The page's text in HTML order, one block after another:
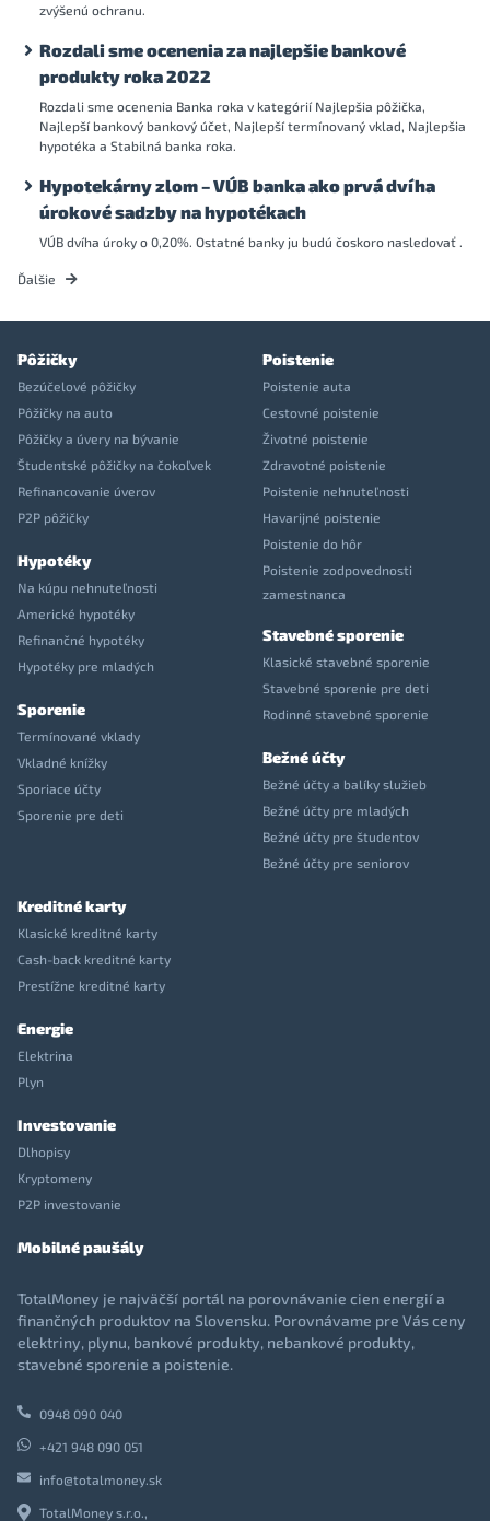
zvýšenú ochranu.
Rozdali sme ocenenia za najlepšie bankové
produkty roka 2022
Rozdali sme ocenenia Banka roka v kategórií Najlepšia pôžička,
Najlepší bankový bankový účet, Najlepší termínovaný vklad, Najlepšia
hypotéka a Stabilná banka roka.
Hypotekárny zlom – VÚB banka ako prvá dvíha
úrokové sadzby na hypotékach
VÚB dvíha úroky o 0,20%. Ostatné banky ju budú čoskoro nasledovať .
Ďalšie
Pôžičky
Bezúčelové pôžičky
Pôžičky na auto
Pôžičky a úvery na bývanie
Študentské pôžičky na čokoľvek
Refinancovanie úverov
P2P pôžičky
Hypotéky
Na kúpu nehnuteľnosti
Americké hypotéky
Refinančné hypotéky
Hypotéky pre mladých
Sporenie
Termínované vklady
Vkladné knížky
Sporiace účty
Sporenie pre deti
Poistenie
Poistenie auta
Cestovné poistenie
Životné poistenie
Zdravotné poistenie
Poistenie nehnuteľnosti
Havarijné poistenie
Poistenie do hôr
Poistenie zodpovednosti
zamestnanca
Stavebné sporenie
Klasické stavebné sporenie
Stavebné sporenie pre deti
Rodinné stavebné sporenie
Bežné účty
Bežné účty a balíky služieb
Bežné účty pre mladých
Bežné účty pre študentov
Bežné účty pre seniorov
Kreditné karty
Klasické kreditné karty
Cash-back kreditné karty
Prestížne kreditné karty
Energie
Elektrina
Plyn
Investovanie
Dlhopisy
Kryptomeny
P2P investovanie
Mobilné paušály
TotalMoney je najväčší portál na porovnávanie cien energií a
finančných produktov na Slovensku. Porovnávame pre Vás ceny
elektriny, plynu, bankové produkty, nebankové produkty,
stavebné sporenie a poistenie.
0948 090 040
+421 948 090 051
info@totalmoney.sk
TotalMoney s.r.o.,